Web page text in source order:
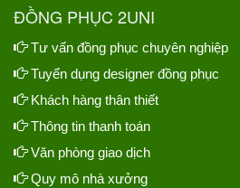
ĐỒNG PHỤC 2UNI
Tư vấn đồng phục chuyên nghiệp
Tuyển dụng designer đồng phục
Khách hàng thân thiết
Thông tin thanh toán
Văn phòng giao dịch
Quy mô nhà xưởng